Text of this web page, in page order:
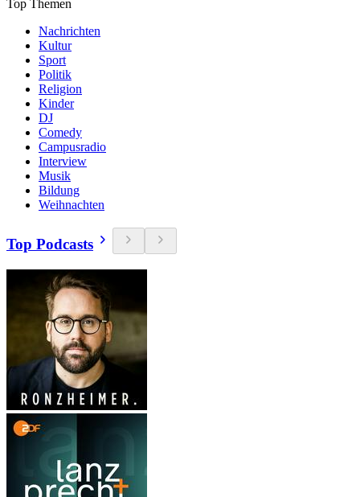
Top Themen
Nachrichten
Kultur
Sport
Politik
Religion
Kinder
DJ
Comedy
Campusradio
Interview
Musik
Bildung
Weihnachten
Top Podcasts